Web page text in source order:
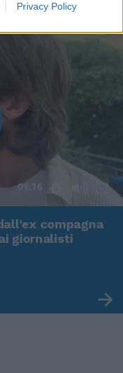
Privacy Policy
01:16
compagna
giornalisti